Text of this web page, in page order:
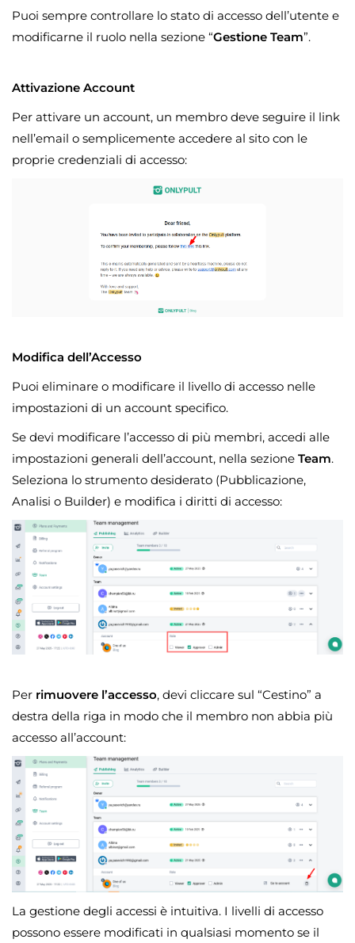
Puoi sempre controllare lo stato di accesso dell’utente e
modificarne il ruolo nella sezione “Gestione Team”.
Attivazione Account
Per attivare un account, un membro deve seguire il link
nell’email o semplicemente accedere al sito con le
proprie credenziali di accesso:
Modifica dell’Accesso
Puoi eliminare o modificare il livello di accesso nelle
impostazioni di un account specifico.
Se devi modificare l’accesso di più membri, accedi alle
impostazioni generali dell’account, nella sezione Team.
Seleziona lo strumento desiderato (Pubblicazione,
Analisi o Builder) e modifica i diritti di accesso:
Per rimuovere l’accesso, devi cliccare sul “Cestino” a
destra della riga in modo che il membro non abbia più
accesso all’account:
La gestione degli accessi è intuitiva. I livelli di accesso
possono essere modificati in qualsiasi momento se il